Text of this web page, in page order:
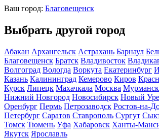
Ваш город: Благовещенск
Выбрать другой город
Абакан Архангельск Астрахань Барнаул
Благовещенск Братск Владивосток
Волгоград Вологда Воркута Екатеринбург
Казань Калининград Кемерово Киров
Курск Липецк Махачкала Москва Мурманск
Нижний Новгород Новосибирск Новый
Оренбург Пермь Петрозаводск Ростов-на-
Петербург Саратов Ставрополь Сургут
Томск Тюмень Уфа Хабаровск Ханты-
Якутск Ярославль